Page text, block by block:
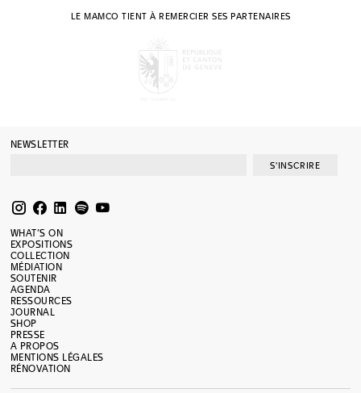
LE MAMCO TIENT À REMERCIER SES PARTENAIRES
NEWSLETTER
S'INSCRIRE
WHAT’S ON
EXPOSITIONS
COLLECTION
MÉDIATION
SOUTENIR
AGENDA
RESSOURCES
JOURNAL
SHOP
PRESSE
A PROPOS
MENTIONS LÉGALES
RÉNOVATION